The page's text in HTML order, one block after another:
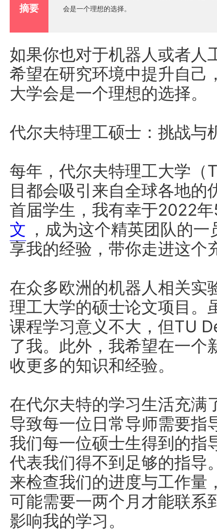
摘要
会是一个理想的选择。
如果你也对于机器人或者人
希望在研究环境中提升自己
大学会是一个理想的选择。
代尔夫特理工硕士：挑战与
每年，代尔夫特理工大学
目都会吸引来自全球各地的
首届学生，我有幸于2022
文 ，成为这个精英团队的
享我的经验，带你走进这个
在众多欧洲的机器人相关实
理工大学的硕士论文项目。
课程学习意义不大，但TU
了我。此外，我希望在一个
收更多的知识和经验。
在代尔夫特的学习生活充满
导致每一位日常导师需要指
我们每一位硕士生得到的指
代表我们得不到足够的指导
来检查我们的进度与工作量
可能需要一两个月才能联系
影响我的学习。